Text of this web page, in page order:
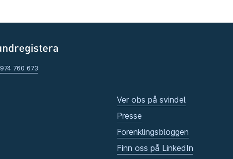
974 760 673
Ver obs på svindel
Presse
Forenklingsbloggen
Finn oss på LinkedIn